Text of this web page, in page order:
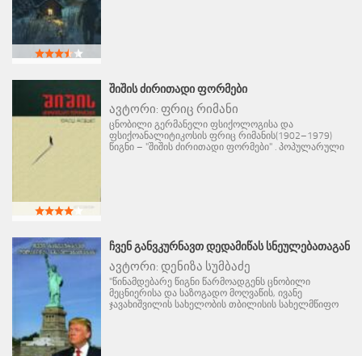
ᲨᲘᲨᲘᲡ ᲫᲘᲠᲘᲗᲐᲓᲘ ᲤᲝᲠᲛᲔᲑᲘ
ავტორი: ფრიც რიმანი
ცნობილი გერმანელი ფსიქოლოგისა და
ფსიქოანალიტიკოსის ფრიც რიმანის(1902–1979)
წიგნი – "შიშის ძირითადი ფორმები" . პოპულარული
ᲩᲕᲔᲜ ᲒᲐᲜᲕᲙᲣᲠᲜᲐᲕᲗ ᲓᲔᲓᲐᲛᲘᲬᲐᲡ ᲡᲜᲔᲣᲚᲔᲑᲐᲗᲐᲒᲐᲜ
ავტორი: დენიზა სუმბაძე
"წინამდებარე წიგნი წარმოადგენს ცნობილი
მეცნიერისა და საზოგადო მოღვაწის, ივანე
ჯავახიშვილის სახელობის თბილისის სახელმწიფო